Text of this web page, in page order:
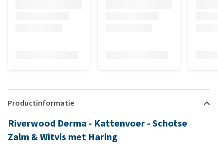
Productinformatie
Riverwood Derma - Kattenvoer - Schotse
Zalm & Witvis met Haring